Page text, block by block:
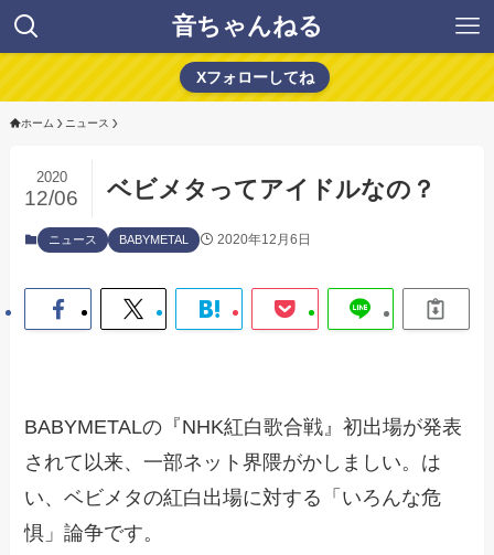
音ちゃんねる
Xフォローしてね
ホーム ニュース
ベビメタってアイドルなの？
2020
12/06
ニュース BABYMETAL 2020年12月6日
BABYMETALの『NHK紅白歌合戦』初出場が発表
されて以来、一部ネット界隈がかしましい。は
い、ベビメタの紅白出場に対する「いろんな危
惧」論争です。